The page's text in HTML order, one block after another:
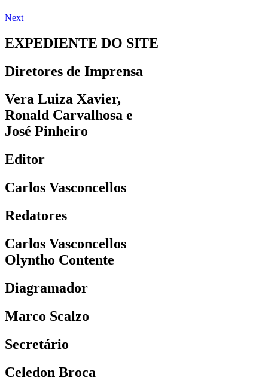
Next
EXPEDIENTE DO SITE
Diretores de Imprensa
Vera Luiza Xavier,
Ronald Carvalhosa e
José Pinheiro
Editor
Carlos Vasconcellos
Redatores
Carlos Vasconcellos
Olyntho Contente
Diagramador
Marco Scalzo
Secretário
Celedon Broca